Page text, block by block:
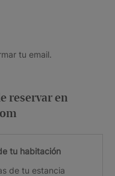
tu email.
reservar en
tu habitación
de tu estancia